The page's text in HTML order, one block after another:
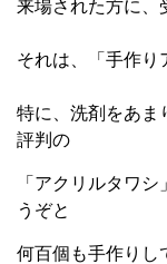
来場された方に、
それは、「手作り
特に、洗剤をあま
評判の
「アクリルタワ
うぞと
何百個も手作りし